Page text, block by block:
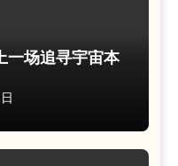
一场追寻宇宙本